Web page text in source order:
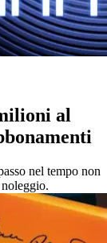
al
nel tempo non